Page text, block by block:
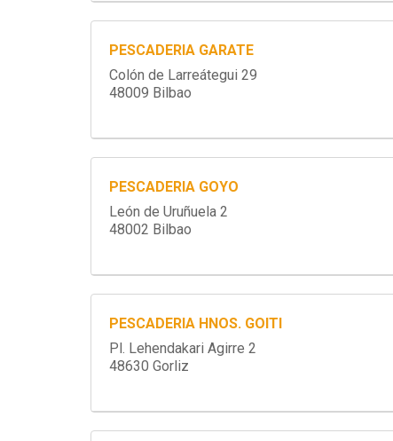
PESCADERIA GARATE
Colón de Larreátegui 29
48009 Bilbao
PESCADERIA GOYO
León de Uruñuela 2
48002 Bilbao
PESCADERIA HNOS. GOITI
Pl. Lehendakari Agirre 2
48630 Gorliz